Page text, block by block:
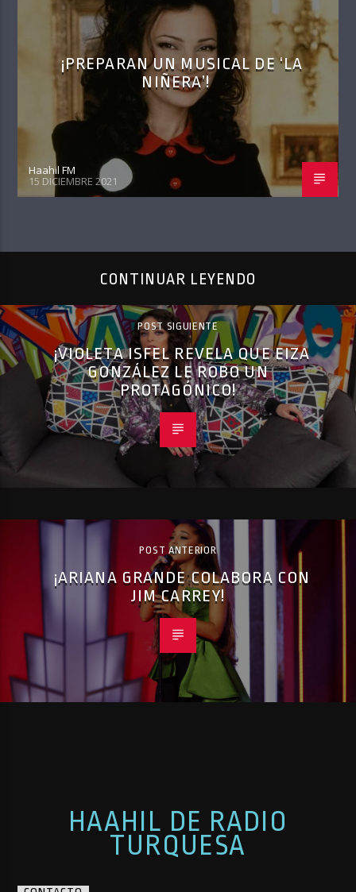
¡PREPARAN UN MUSICAL DE ‘LA
NIÑERA’!
Haahil FM
15 DICIEMBRE 2021
CONTINUAR LEYENDO
POST SIGUIENTE
¡VIOLETA ISFEL REVELA QUE EIZA
GONZÁLEZ LE ROBO UN
PROTAGÓNICO!
POST ANTERIOR
¡ARIANA GRANDE COLABORA CON
JIM CARREY!
HAAHIL DE RADIO
TURQUESA